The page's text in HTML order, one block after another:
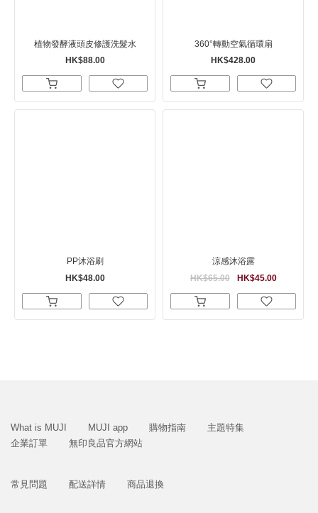
植物發酵液頭皮修護洗髮水
HK$88.00
360°轉動空氣循環扇
HK$428.00
PP沐浴刷
HK$48.00
涼感沐浴露
HK$45.00
HK$65.00
What is MUJI MUJI app 購物指南
主題特集
企業訂單
無印良品官方網站
常見問題 配送詳情 商品退換